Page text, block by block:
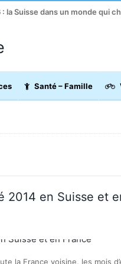
la Suisse dans un monde qui
Santé – Famille
2014 en Suisse et
la France voisine, les mois